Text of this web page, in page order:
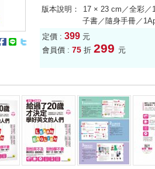
版本說明：
17 × 23 cm／全彩／
子書／隨身手冊／
定價 : 399 元
會員價 : 75折 299 元